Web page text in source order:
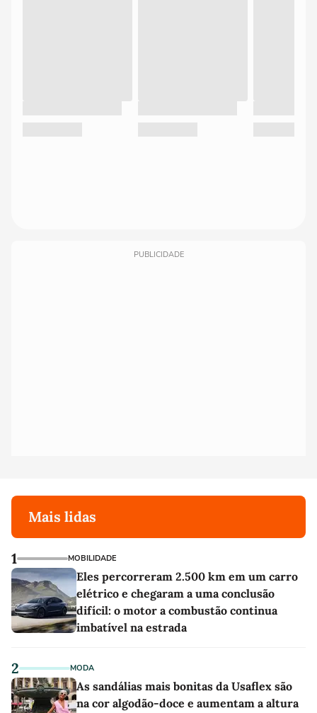
PUBLICIDADE
Mais lidas
1 MOBILIDADE
Eles percorreram 2.500 km em um carro
elétrico e chegaram a uma conclusão
difícil: o motor a combustão continua
imbatível na estrada
2 MODA
As sandálias mais bonitas da Usaflex são
na cor algodão-doce e aumentam a altura